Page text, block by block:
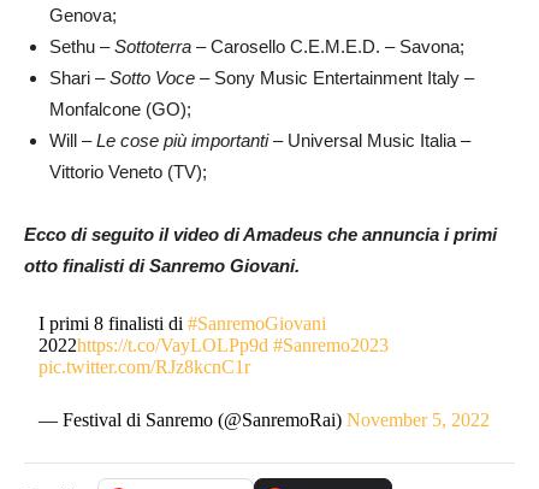
Genova;
Sethu –Sottoterra – Carosello C.E.M.E.D. – Savona;
Shari –Sotto Voce – Sony Music Entertainment Italy –
Monfalcone (GO);
Will –Le cose più importanti– Universal Music Italia –
Vittorio Veneto (TV);
Ecco di seguito il video di Amadeus che annuncia i primi
otto finalisti di Sanremo Giovani.
I primi 8 finalisti di#SanremoGiovani
2022https://t.co/VayLOLPp9d #Sanremo2023
pic.twitter.com/RJz8kcnC1r
— Festival di Sanremo (@SanremoRai)November 5, 2022